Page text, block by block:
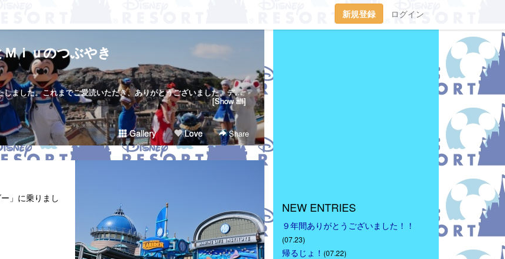
新規登録 ログイン
Ｍｉｕのつぶやき
当サイトは２０１７年７月２３日で終了いたしました。これまでご愛読いただき、ありがとうございました。ディズニー大好き夫婦のＲｉｋｕ＆Ｍｉｕです。日々の他愛も無いことを呟きます。＜管理人＞Ｒｉｋｕ（夫）→妻の影響でディズニー好きになったにわかファンＭｉｕ（妻）→子供の頃から根っからのディズニー好きＤｉｓｎｅｙ Ｄｒｅａｍｓhttp://waltdisneymagic.blog135.fc2.com/２０１２年３月までＲｉｋｕ＆Ｍｉｕが運営していたディズニーブログです。
[Show all]
Gallery Love Share
」に乗りまし
NEW ENTRIES
９年間ありがとうございました！！
(07.23)
帰るじょ！ (07.22)